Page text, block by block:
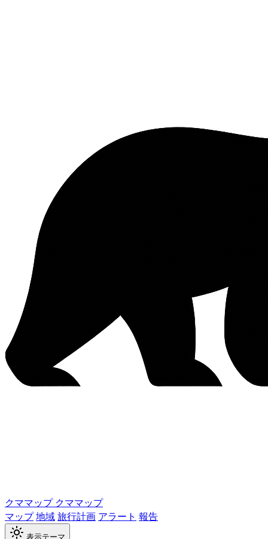
クママップ クママップ
マップ地域旅行計画 アラート 報告
表示テーマ